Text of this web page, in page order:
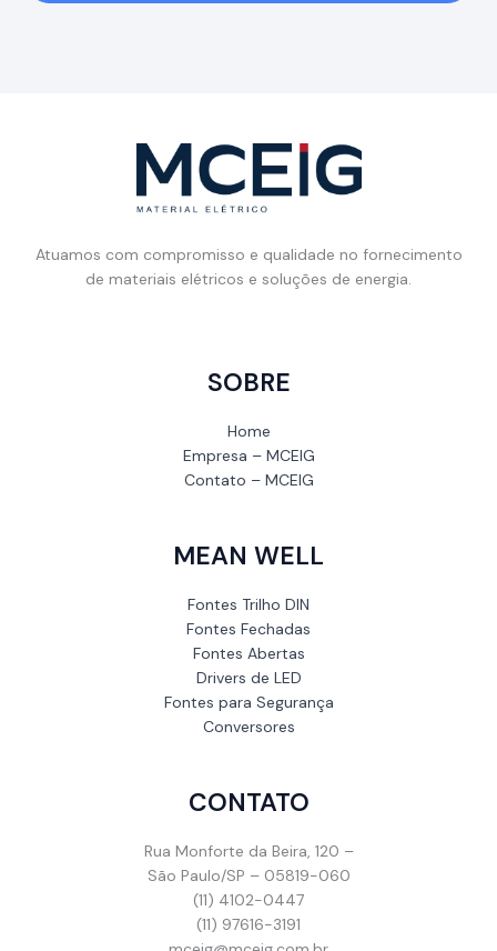
Atuamos com compromisso e qualidade no fornecimento
de materiais elétricos e soluções de energia.
SOBRE
Home
Empresa – MCEIG
Contato – MCEIG
MEAN WELL
Fontes Trilho DIN
Fontes Fechadas
Fontes Abertas
Drivers de LED
Fontes para Segurança
Conversores
CONTATO
Rua Monforte da Beira, 120 –
São Paulo/SP – 05819-060
(11) 4102-0447
(11) 97616-3191